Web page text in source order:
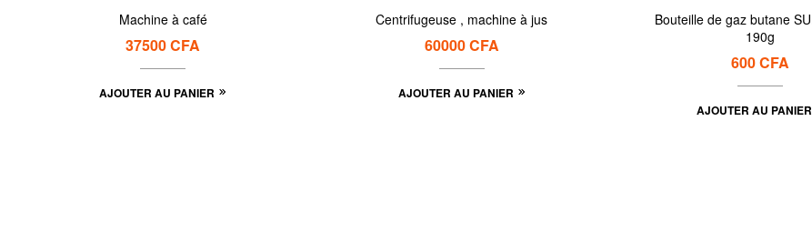
Machine à café
37500CFA
AJOUTER AU PANIER
Centrifugeuse , machine à jus
60000CFA
AJOUTER AU PANIER
Bouteille de gaz butane SUPER GAZ
190g
600CFA
AJOUTER AU PANIER